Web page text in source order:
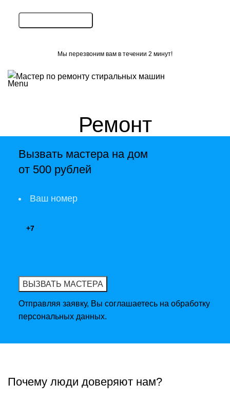
Мы перезвоним вам в течении 2 минут!
Menu
Ремонт
стиральных машин
BOSCH
Вызвать мастера на дом
от 500 рублей
Ваш номер
Отправляя заявку, Вы соглашаетесь на обработку
персональных данных.
Почему люди доверяют нам?